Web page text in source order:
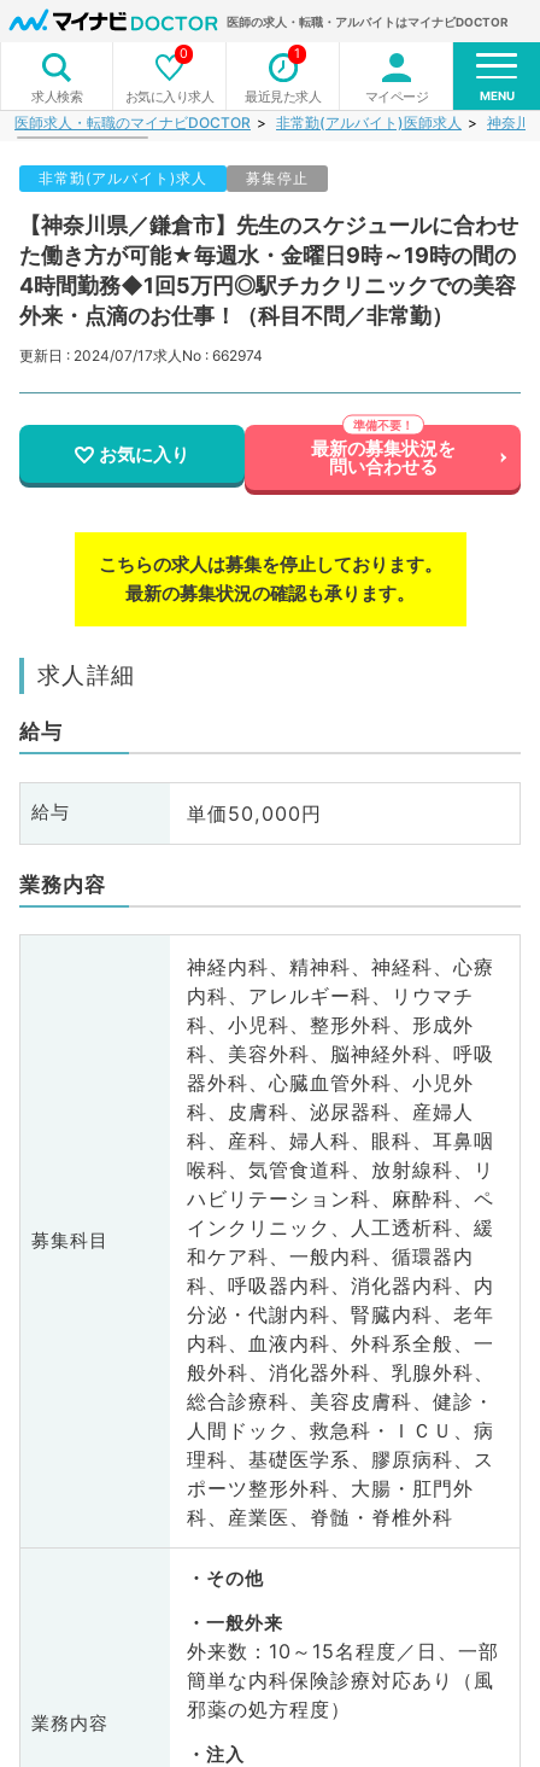
医師の求人・転職・アルバイトはマイナビDOCTOR
求人検索 お気に入り求人
0
最近見た求人
1
マイページ MENU
医師求人・転職のマイナビDOCTOR 非常勤(アルバイト)医師求人 神奈川
非常勤(アルバイト)求人 募集停止
【神奈川県／鎌倉市】先生のスケジュールに合わせ
た働き方が可能★毎週水・金曜日9時～19時の間の
4時間勤務◆1回5万円◎駅チカクリニックでの美容
外来・点滴のお仕事！（科目不問／非常勤）
更新日 : 2024/07/17求人No : 662974
お気に入り 最新の募集状況を
問い合わせる
こちらの求人は募集を停止しております。
最新の募集状況の確認も承ります。
求人詳細
給与
給与 単価50,000円
業務内容
募集科目
神経内科、精神科、神経科、心療
内科、アレルギー科、リウマチ
科、小児科、整形外科、形成外
科、美容外科、脳神経外科、呼吸
器外科、心臓血管外科、小児外
科、皮膚科、泌尿器科、産婦人
科、産科、婦人科、眼科、耳鼻咽
喉科、気管食道科、放射線科、リ
ハビリテーション科、麻酔科、ペ
インクリニック、人工透析科、緩
和ケア科、一般内科、循環器内
科、呼吸器内科、消化器内科、内
分泌・代謝内科、腎臓内科、老年
内科、血液内科、外科系全般、一
般外科、消化器外科、乳腺外科、
総合診療科、美容皮膚科、健診・
人間ドック、救急科・ＩＣＵ、病
理科、基礎医学系、膠原病科、ス
ポーツ整形外科、大腸・肛門外
科、産業医、脊髄・脊椎外科
業務内容
その他
一般外来
外来数：10～15名程度／日、一部
簡単な内科保険診療対応あり（風
邪薬の処方程度）
注入